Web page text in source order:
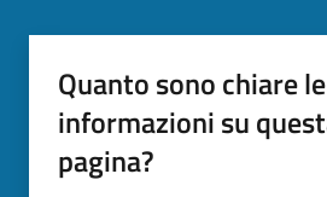
Quanto sono chiare le
informazioni su
pagina?